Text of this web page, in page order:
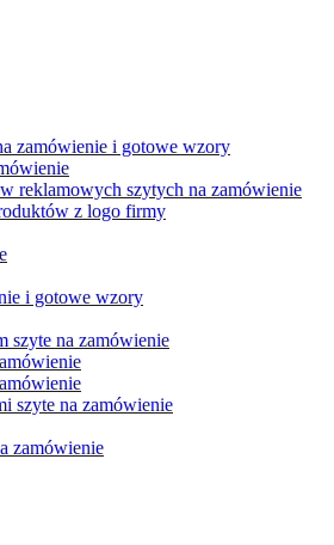
zamówienie i gotowe wzory
reklamowych szytych na zamówienie
z logo firmy
i gotowe wzory
szyte na zamówienie
szyte na zamówienie
zamówienie